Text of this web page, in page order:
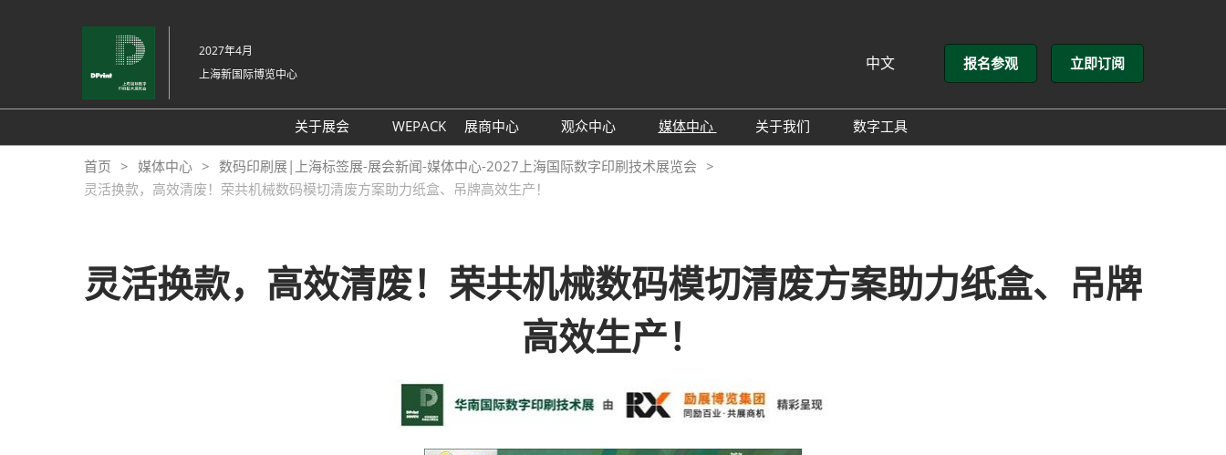
转
至
容
2027年4月
上海新国际博览中心
中文
English
报名参观 立即订阅
关于展会
展会介绍
展品范围
展馆平面图
WEPACK
展商中心
展位预定
参展理由
观众中心
观众预登记
观众增值服务
媒体中心
展会新闻
关于我们
数字工具
首页 媒体中心
数码印刷展|上海标签展-展会新闻-媒体中心-2027上海国际数字印刷技术展览会
灵活换款，高效清废！荣共机械数码模切清废方案助力纸盒、吊牌高效生产！
灵活换款，高效清废！荣共机械数码模切清废方案助力纸盒、吊牌
高效生产！